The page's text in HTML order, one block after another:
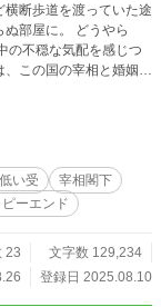
断歩道を渡っていた途
部屋に。 どうやら
この国の宰相と婚姻を
児（三歳児）だった。
・こんこりゅでぃあ
ちらで更新。 ※完
めて。 ありがとうご
い受
宰相閣下
ーエンド
23
文字数 129,234
登録日 2025.08.10